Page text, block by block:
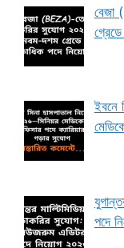
বেজা
ইবনে
পদে